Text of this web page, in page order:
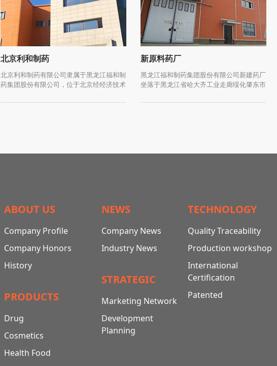
北京利和制药
北京利和制药有限公司隶属于黑龙江福和制
药集团股份有限公司，位于北京经经济技术
米，旗下设有研发基地、生产基地、销售基
新原料药厂
黑龙江福和制药集团股份有限公司新建药厂
坐落于黑龙江省哈大齐工业走廊绥化肇东市
ABOUT US
Company Profile
Company Honors
History
PRODUCTS
Drug
Cosmetics
Health Food
NEWS
Company News
Industry News
STRATEGIC
Marketing Network
Development
Planning
TECHNOLOGY
Quality Traceability
Production workshop
International
Certification
Patented